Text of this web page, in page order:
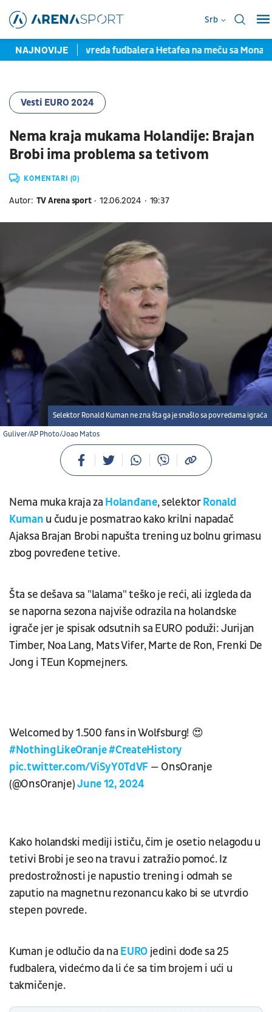
Srb
NAJNOVIJE
Teška povreda fudbalera Hetafea na meču sa Monakom
Vesti EURO 2024
Nema kraja mukama Holandije: Brajan
Brobi ima problema sa tetivom
KOMENTARI (0)
Autor: TV Arena sport 12.06.2024 19:37
Guliver/AP Photo/Joao Matos
Selektor Ronald Kuman ne zna šta ga je snašlo sa povredama igrača
Nema muka kraja za Holanđane, selektorRonald
Kuman u čudu je posmatrao kako krilni napadač
Ajaksa Brajan Brobi napušta trening uz bolnu grimasu
zbog povređene tetive.
Šta se dešava sa "lalama" teško je reći, ali izgleda da
se naporna sezona najviše odrazila na holandske
igrače jer je spisak odsutnih sa EURO poduži: Jurijan
Timber, Noa Lang, Mats Vifer, Marte de Ron, Frenki De
Jong i TEun Kopmejners.
Welcomed by 1.500 fans in Wolfsburg! 😍
#NothingLikeOranje#CreateHistory
pic.twitter.com/ViSyY0TdVF — OnsOranje
(@OnsOranje)June 12, 2024
Kako holandski mediji ističu, čim je osetio nelagodu u
tetivi Brobi je seo na travu i zatražio pomoć. Iz
predostrožnosti je napustio trening i odmah se
zaputio na magnetnu rezonancu kako bi se utvrdio
stepen povrede.
Kuman je odlučio da na EUROjedini dođe sa 25
fudbalera, videćmo da li će sa tim brojem i ući u
takmičenje.